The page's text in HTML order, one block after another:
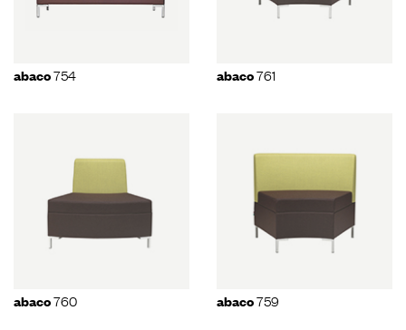
abaco754 abaco761
abaco760 abaco759